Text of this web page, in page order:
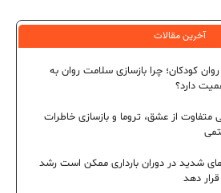
آخرین مقالات
کودکان؛ چرا بازسازی سلامت روان به
دارد؟
متفاوت از عشق، تروما و بازسازی خاطرات
شدید در دوران بارداری ممکن است رشد
دهد